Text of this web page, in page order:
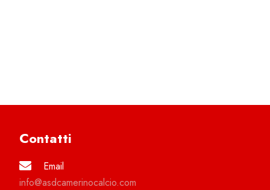
Contatti
Email
info@asdcamerinocalcio.com